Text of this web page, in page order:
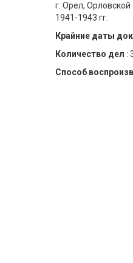
г. Орел, Орловской
1941-1943 гг.
Крайние даты
Количество дел :
Способ